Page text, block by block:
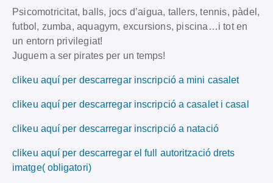
Psicomotricitat, balls, jocs d’aigua, tallers, tennis, pàdel,
futbol, zumba, aquagym, excursions, piscina…i tot en
un entorn privilegiat!
Juguem a ser pirates per un temps!
clikeu aquí per descarregar inscripció a mini casalet
clikeu aquí per descarregar inscripció a casalet i casal
clikeu aquí per descarregar inscripció a natació
clikeu aquí per descarregar el full autorització drets
imatge( obligatori)